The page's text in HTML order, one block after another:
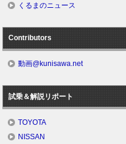
くるまのニュース
Contributors
動画@kunisawa.net
試乗＆解説リポート
TOYOTA
NISSAN